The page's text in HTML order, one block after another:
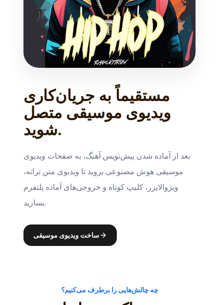
مستقیماً به جریان‌کاری
ویدیوی موسیقی متصل
شوید.
بعد از آماده شدن پیش‌نویس آهنگ، به صفحات ویدیوی
موسیقی هوش مصنوعی بروید تا ویدیوی متن ترانه،
ویژوالایزر، کلیپ کوتاه و خروجی‌های آماده پلتفرم
بسازید.
ساخت ویدیوی موسیقی
چه چالش‌هایی را برطرف می‌کنیم؟